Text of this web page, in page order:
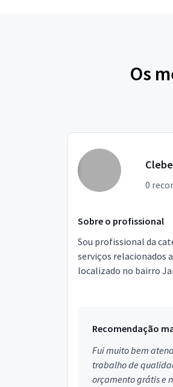
Os
0
Sobre o profissional
Sou profissional da
serviços relacionados
localizado no bairro
Recomendação
Fui muito bem
trabalho de
orçamento grátis e